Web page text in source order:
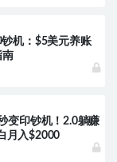
钞机：$5美元养账
南
变印钞机！2.0躺赚
月入$2000